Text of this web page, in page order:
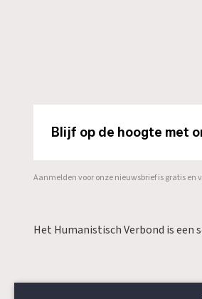
Blijf op de hoogte met
Aanmelden voor onze nieuwsbrief is gratis
Het Humanistisch Verbond is een